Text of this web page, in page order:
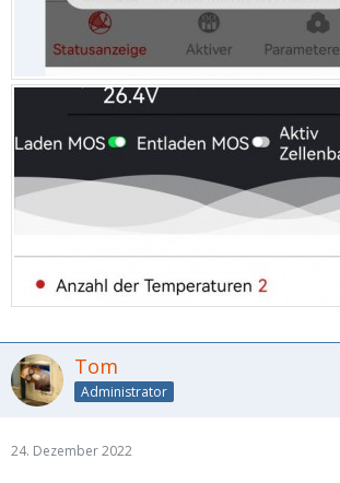
Tom
Administrator
24. Dezember 2022